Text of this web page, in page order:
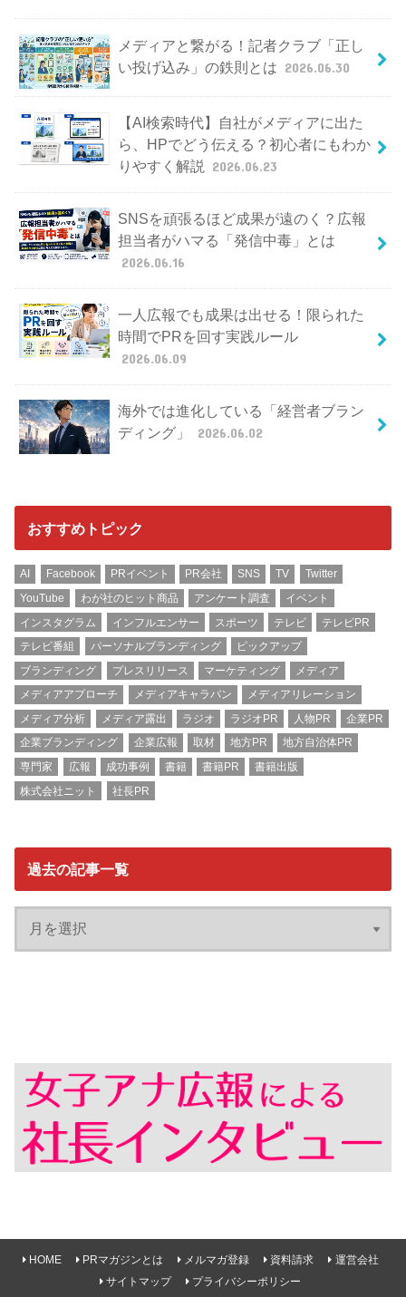
メディアと繋がる！記者クラブ「正し
い投げ込み」の鉄則とは 2026.06.30
【AI検索時代】自社がメディアに出た
ら、HPでどう伝える？初心者にもわか
りやすく解説
2026.06.23
SNSを頑張るほど成果が遠のく？広報
担当者がハマる「発信中毒」とは
2026.06.16
一人広報でも成果は出せる！限られた
時間でPRを回す実践ルール
2026.06.09
海外では進化している「経営者ブラン
ディング」
2026.06.02
おすすめトピック
AI Facebook PRイベント PR会社 SNS TV
Twitter
YouTube
わが社のヒット商品 アンケート調査
イベント
インスタグラム
インフルエンサー スポーツ テレビ
テレビPR
テレビ番組
パーソナルブランディング
ピックアップ
ブランディング
プレスリリース マーケティング
メディア
メディアアプローチ
メディアキャラバン
メディアリレーション
メディア分析
メディア露出 ラジオ ラジオPR 人物PR
企業PR
企業ブランディング
企業広報 取材 地方PR
地方自治体PR
専門家
広報 成功事例 書籍 書籍PR
書籍出版
株式会社ニット
社長PR
過去の記事一覧
HOME PRマガジンとは メルマガ登録 資料請求
運営会社
サイトマップ
プライバシーポリシー